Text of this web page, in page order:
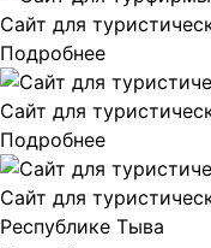
Сайт для
Подробнее
Сайт для
Подробнее
Сайт для
Республике Тыва